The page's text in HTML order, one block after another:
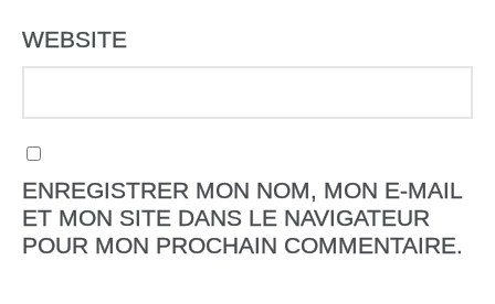
WEBSITE
ENREGISTRER MON NOM, MON E-MAIL
ET MON SITE DANS LE NAVIGATEUR
POUR MON PROCHAIN COMMENTAIRE.